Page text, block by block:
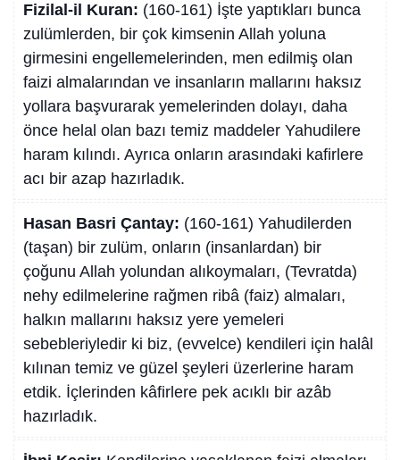
Fizilal-il Kuran: (160-161) İşte yaptıkları bunca
zulümlerden, bir çok kimsenin Allah yoluna
girmesini engellemelerinden, men edilmiş olan
faizi almalarından ve insanların mallarını haksız
yollara başvurarak yemelerinden dolayı, daha
önce helal olan bazı temiz maddeler Yahudilere
haram kılındı. Ayrıca onların arasındaki kafirlere
acı bir azap hazırladık.
Hasan Basri Çantay: (160-161) Yahudilerden
(taşan) bir zulüm, onların (insanlardan) bir
çoğunu Allah yolundan alıkoymaları, (Tevratda)
nehy edilmelerine rağmen ribâ (faiz) almaları,
halkın mallarını haksız yere yemeleri
sebebleriyledir ki biz, (evvelce) kendileri için halâl
kılınan temiz ve güzel şeyleri üzerlerine haram
etdik. İçlerinden kâfirlere pek acıklı bir azâb
hazırladık.